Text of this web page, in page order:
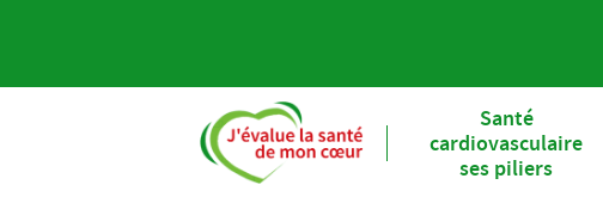
Santé
cardiovasculaire
ses piliers